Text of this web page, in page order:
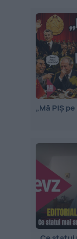
„Mă PIȘ